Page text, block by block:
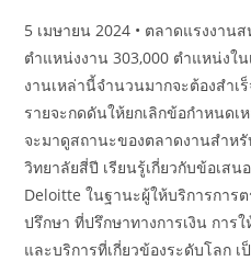
5 เมษายน 2024 • ตลาดแรงงาน
ตำแหน่งงาน 303,000 ตำแหน่งใ
งานเหล่านี้จำนวนมากจะต้องสำเ
รายจะกดดันให้ยกเลิกข้อกำหนดเ
จะมาดูสถานะของตลาดงานสำห
วิทยาลัยสี่ปี เรียนรู้เกี่ยวกับข้อเส
Deloitte ในฐานะผู้ให้บริการการ
ปรึกษา ที่ปรึกษาทางการเงิน การ
และบริการที่เกี่ยวข้องระดับโลก เ